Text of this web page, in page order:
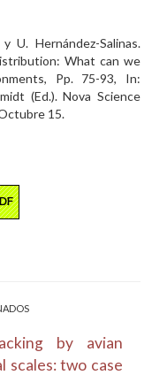
U. Hernández-Salinas.
What can we
Pp. 75-93, In:
(Ed.). Nova Science
15.
by avian
scales: two case